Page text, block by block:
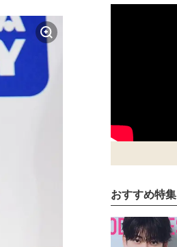
おすすめ特集